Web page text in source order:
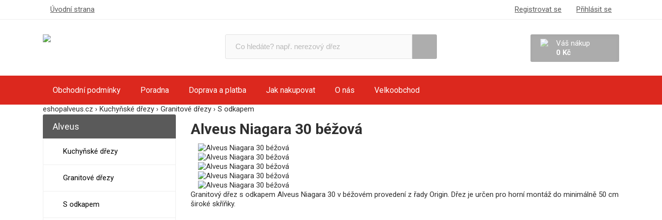
Úvodní strana Registrovat se Přihlásit se
Váš nákup
0 Kč
Obchodní podmínky Poradna Doprava a platba Jak nakupovat O nás Velkoobchod
eshopalveus.cz › Kuchyňské dřezy › Granitové dřezy › S odkapem
Alveus Niagara 30 béžová
Granitový dřez s odkapem Alveus Niagara 30 v béžovém provedení z řady Origin. Dřez je určen pro horní montáž do minimálně 50 cm
široké skříňky.
Alveus
Kuchyňské dřezy
Granitové dřezy
S odkapem